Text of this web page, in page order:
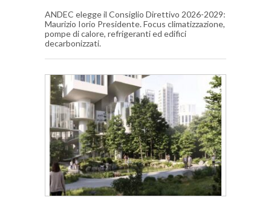
ANDEC elegge il Consiglio Direttivo 2026-2029:
Maurizio Iorio Presidente. Focus climatizzazione,
pompe di calore, refrigeranti ed edifici
decarbonizzati.